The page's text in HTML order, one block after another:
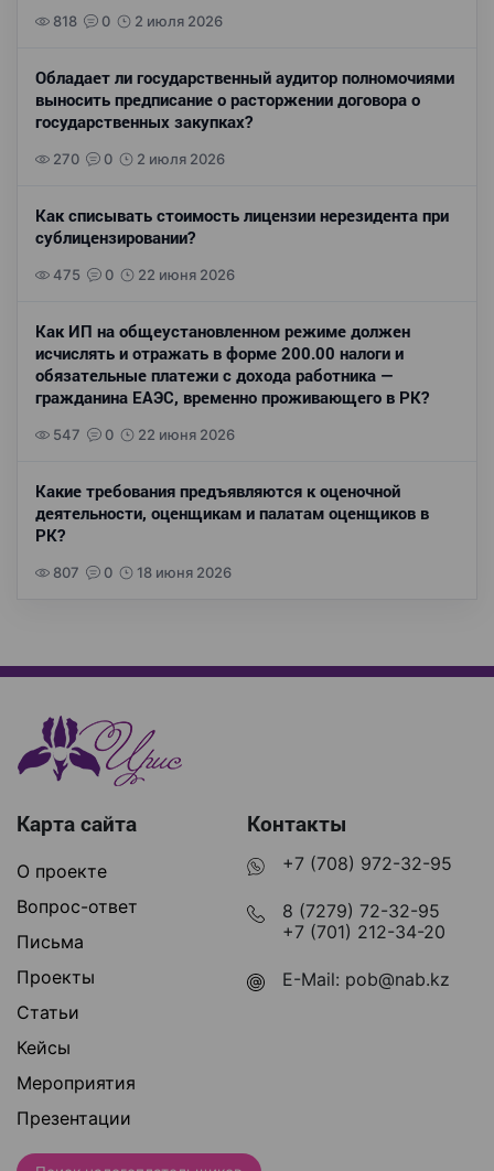
818 0 2 июля 2026
Обладает ли государственный аудитор полномочиями
выносить предписание о расторжении договора о
государственных закупках?
270 0 2 июля 2026
Как списывать стоимость лицензии нерезидента при
сублицензировании?
475 0 22 июня 2026
Как ИП на общеустановленном режиме должен
исчислять и отражать в форме 200.00 налоги и
обязательные платежи с дохода работника —
гражданина ЕАЭС, временно проживающего в РК?
547 0 22 июня 2026
Какие требования предъявляются к оценочной
деятельности, оценщикам и палатам оценщиков в
РК?
807 0 18 июня 2026
Карта сайта
О проекте
Вопрос-ответ
Письма
Проекты
Статьи
Кейсы
Мероприятия
Презентации
Контакты
+7 (708) 972-32-95
8 (7279) 72-32-95
+7 (701) 212-34-20
E-Mail: pob@nab.kz